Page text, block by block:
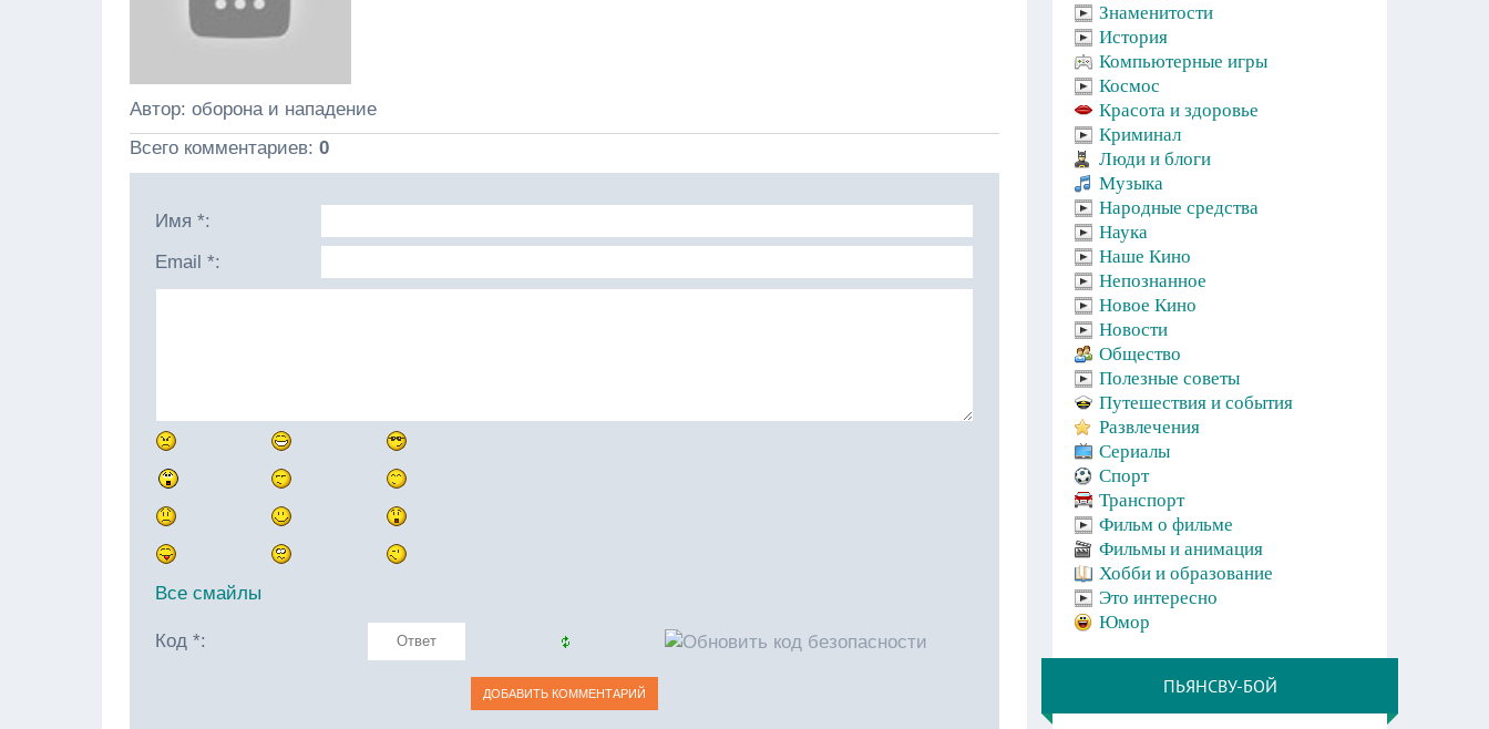
Автор: оборона и нападение
Всего комментариев: 0
Имя *:
Email *:
Все смайлы
Код *:
Знаменитости
История
Компьютерные игры
Космос
Красота и здоровье
Криминал
Люди и блоги
Музыка
Народные средства
Наука
Наше Кино
Непознанное
Новое Кино
Новости
Общество
Полезные советы
Путешествия и события
Развлечения
Сериалы
Спорт
Транспорт
Фильм о фильме
Фильмы и анимация
Хобби и образование
Это интересно
Юмор
ПЬЯНСВУ-БОЙ